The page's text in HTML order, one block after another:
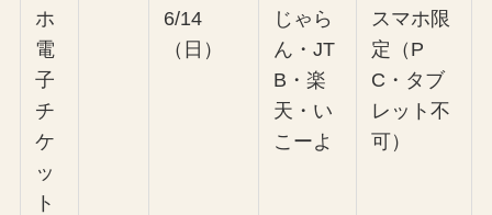
ホ
電
子
チ
ケ
ッ
ト
6/14
（日）
じゃら
ん・JT
B・楽
天・い
こーよ
スマホ限
定（P
C・タブ
レット不
可）